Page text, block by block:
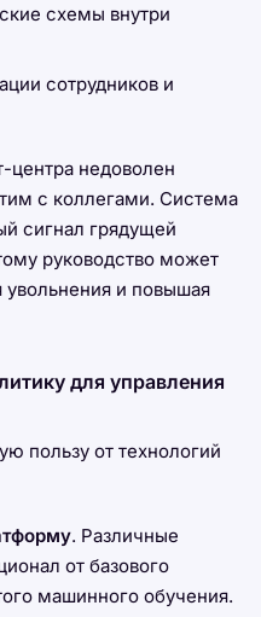
схемы внутри
сотрудников и
центра недоволен
с коллегами. Система
сигнал грядущей
руководство может
и повышая
для управления
пользу от технологий
. Различные
от базового
машинного обучения.